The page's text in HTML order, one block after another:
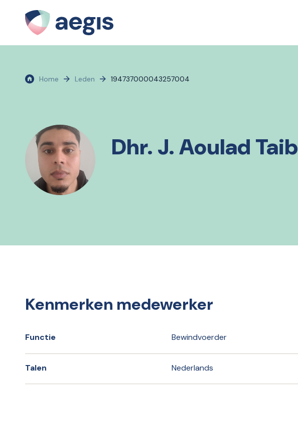
Home Leden 194737000043257004
Dhr. J. Aoulad Taib
Kenmerken medewerker
Functie Bewindvoerder
Talen Nederlands